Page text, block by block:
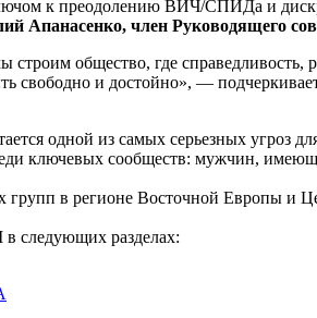
к преодолению ВИЧ/СПИДа и
Апанасенко, член Руководящего
общество, где
свободно и достойно», —
одной из самых серьезных угроз
ключевых сообществ: мужчин,
в регионе Восточной Европы и
следующих разделах: